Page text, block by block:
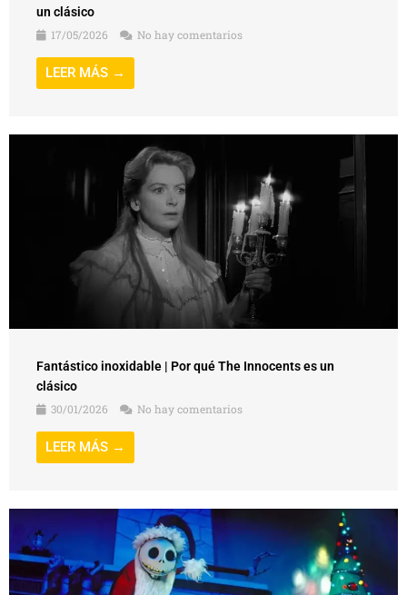
un clásico
17/05/2026
No hay comentarios
LEER MÁS →
Fantástico inoxidable | Por qué The Innocents es un
clásico
30/01/2026
No hay comentarios
LEER MÁS →